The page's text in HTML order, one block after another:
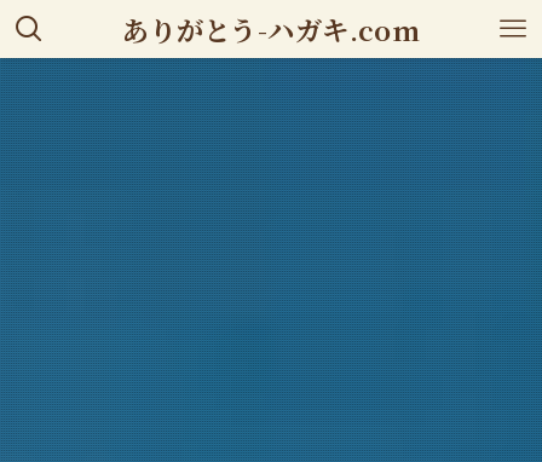
ありがとう-ハガキ.com